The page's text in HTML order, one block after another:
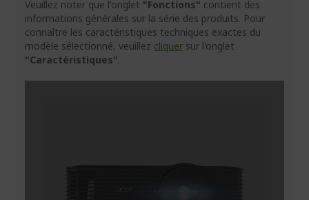
Veuillez noter que l'onglet "Fonctions" contient des
informations générales sur la série des produits. Pour
connaître les caractéristiques techniques exactes du
modèle sélectionné, veuillez cliquer sur l'onglet
"Caractéristiques".